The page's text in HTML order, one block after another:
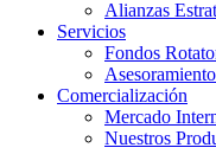
Alianzas
Servicios
Fondos
Comercialización
Mercado
Nuestros